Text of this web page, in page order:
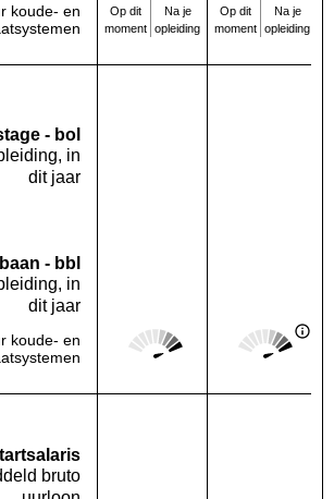
koude- en
Op dit
moment
Na je
opleiding
Op dit
moment
Na je
opleiding
- bol
in
dit jaar
- bbl
in
dit jaar
koude- en
Deze regio:
Score: 5 van 5
Landelijk
Score: 5 van
bruto